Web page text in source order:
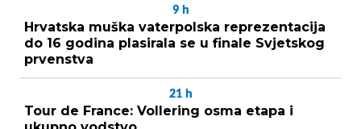
9 h
Hrvatska muška vaterpolska reprezentacija
do 16 godina plasirala se u finale Svjetskog
prvenstva
21 h
Tour de France: Vollering osma etapa i